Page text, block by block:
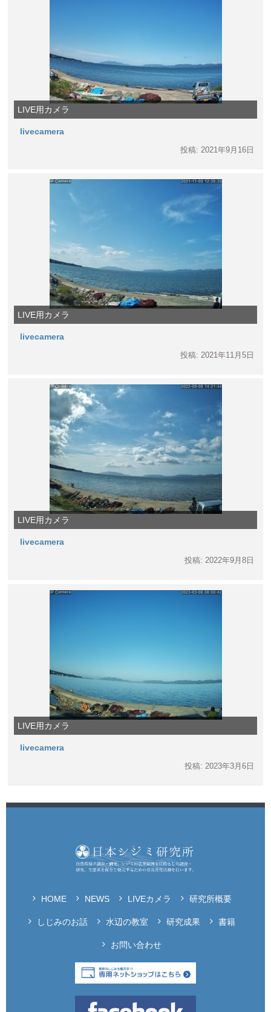
LIVE用カメラ
livecamera
投稿: 2021年9月16日
LIVE用カメラ
livecamera
投稿: 2021年11月5日
LIVE用カメラ
livecamera
投稿: 2022年9月8日
LIVE用カメラ
livecamera
投稿: 2023年3月6日
HOME NEWS LIVEカメラ 研究所概要
しじみのお話 水辺の教室 研究成果 書籍
お問い合わせ